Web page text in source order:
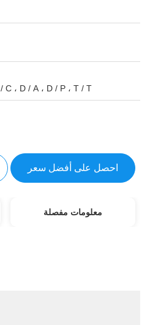
L / C ، D / A ، D / P ، T / T ، ويسترن يونيون ، موني جرام
احصل على أفضل سعر
معلومات مفصلة